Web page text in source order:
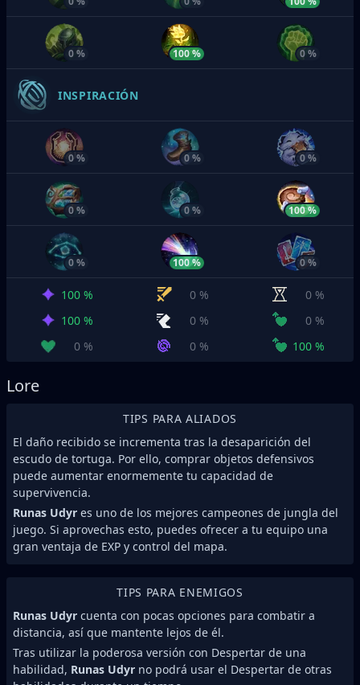
0 % 100 % 0 %
INSPIRACIÓN
0 % 0 % 0 %
0 % 0 % 100 %
0 % 100 % 0 %
100 % 0 %
0 %
100 %
0 %
0 %
0 %
0 % 100 %
Lore
TIPS PARA ALIADOS
El daño recibido se incrementa tras la desaparición del
escudo de tortuga. Por ello, comprar objetos defensivos
puede aumentar enormemente tu capacidad de
supervivencia.
Runas Udyr es uno de los mejores campeones de jungla del
juego. Si aprovechas esto, puedes ofrecer a tu equipo una
gran ventaja de EXP y control del mapa.
TIPS PARA ENEMIGOS
Runas Udyr cuenta con pocas opciones para combatir a
distancia, así que mantente lejos de él.
Tras utilizar la poderosa versión con Despertar de una
habilidad, Runas Udyr no podrá usar el Despertar de otras